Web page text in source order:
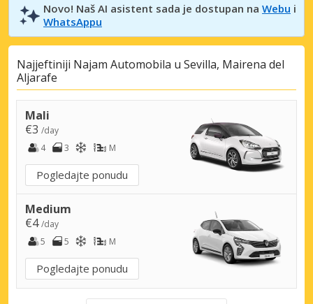
Novo! Naš AI asistent sada je dostupan na Webu i
WhatsAppu
Najjeftiniji Najam Automobila u Sevilla, Mairena del
Aljarafe
Mali
€3 /day
4
3 M
Pogledajte ponudu
Medium
€4/day
5
5 M
Pogledajte ponudu